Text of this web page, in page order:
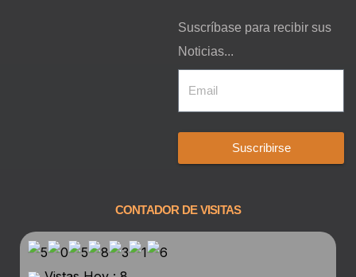
Suscríbase para recibir sus
Noticias...
Suscribirse
CONTADOR DE VISITAS